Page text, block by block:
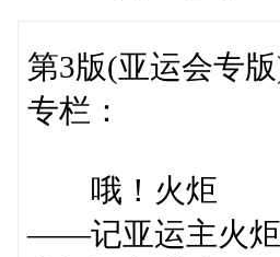
第3版(亚运会专
专栏：
哦！火炬
——记亚运主火炬